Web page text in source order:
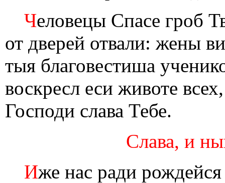
Человецы Спасе гроб
от дверей отвали: жены
тыя благовестиша
воскресл еси животе
Господи слава Тебе.
Слава, и
Иже нас ради